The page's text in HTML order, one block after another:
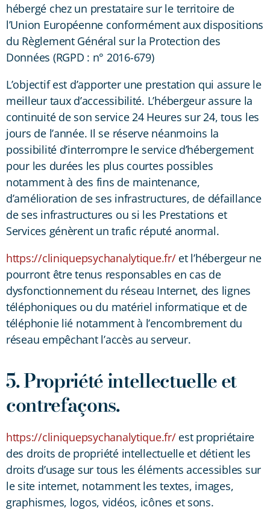
hébergé chez un prestataire sur le territoire de
l’Union Européenne conformément aux dispositions
du Règlement Général sur la Protection des
Données (RGPD : n° 2016-679)
L’objectif est d’apporter une prestation qui assure le
meilleur taux d’accessibilité. L’hébergeur assure la
continuité de son service 24 Heures sur 24, tous les
jours de l’année. Il se réserve néanmoins la
possibilité d’interrompre le service d’hébergement
pour les durées les plus courtes possibles
notamment à des fins de maintenance,
d’amélioration de ses infrastructures, de défaillance
de ses infrastructures ou si les Prestations et
Services génèrent un trafic réputé anormal.
https://cliniquepsychanalytique.fr/et l’hébergeur ne
pourront être tenus responsables en cas de
dysfonctionnement du réseau Internet, des lignes
téléphoniques ou du matériel informatique et de
téléphonie lié notamment à l’encombrement du
réseau empêchant l’accès au serveur.
5. Propriété intellectuelle et
contrefaçons.
https://cliniquepsychanalytique.fr/est propriétaire
des droits de propriété intellectuelle et détient les
droits d’usage sur tous les éléments accessibles sur
le site internet, notamment les textes, images,
graphismes, logos, vidéos, icônes et sons.